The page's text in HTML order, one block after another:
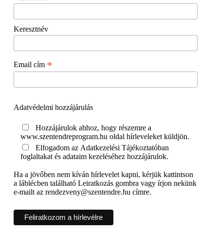
Keresztnév
Email cím *
Adatvédelmi hozzájárulás
www.szentendreprogram.hu oldal hírleveleket küldjön.
foglaltakat és adataim kezeléséhez hozzájárulok.
Ha a jövőben nem kíván hírlevelet kapni, kérjük kattintson
a láblécben található Leiratkozás gombra vagy írjon nekünk
e-mailt az rendezveny@szentendre.hu címre.